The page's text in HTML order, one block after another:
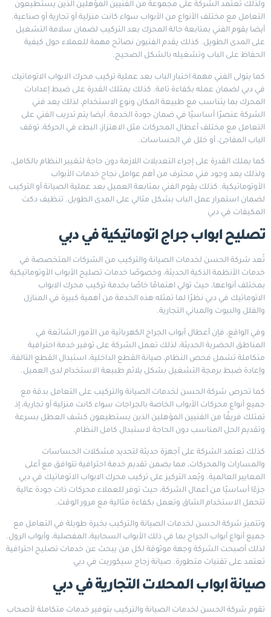
ولذلك تعتمد الشركة على مجموعة من الفنيين المؤهلين الذين يستطيعون
التعامل مع مختلف الأنواع من الأبواب سواء كانت منزلية أو تجارية أو صناعية.
أيضا يقوم الفني بمتابعة حالة المحرك بعد التركيب لضمان سلامة التشغيل
على المدى الطويل. كذلك يقدم الفنيون نصائح مهمة للعملاء حول كيفية
الحفاظ على الباب وتشغيله بالشكل الصحيح.
كما يتولى الفني مهمة اختبار الباب بعد عملية تركيب محرك الابواب الاتوماتيك
في دبي لضمان عمله بكفاءة تامة. كذلك يمتلك القدرة على ضبط إعدادات
المحرك بما يتناسب مع طبيعة المكان ونوع الاستخدام، لذلك يعد فني
الشركة عنصرًا أساسيًا في ضمان جودة الخدمة. أيضا يتم تدريب الفني على
التعامل مع مختلف أعطال المحركات مثل الاهتزاز، البطء في الحركة، توقف
الباب المفاجئ، أو خلل في الحساسات.
كما يملك القدرة على إجراء التعديلات اللازمة دون حاجة لتغيير النظام بالكامل،
ولذلك يعد وجود فني محترف من أهم عوامل نجاح خدمات الأبواب
الأوتوماتيكية. كذلك يقوم الفني بمتابعة العميل بعد عملية الصيانة أو التركيب
لضمان استمرار عمل الباب بشكل مثالي على المدى الطويل. تنظيف دكت
المكيفات في دبي
تصليح ابواب جراج اتوماتيكية في دبي
تُعد شركة الحسن لخدمات الصيانة والتركيب من الشركات المتخصصة في
خدمات الأنظمة الذكية الحديثة، وخصوصًا خدمات تصليح الأبواب الأوتوماتيكية
بمختلف أنواعها، حيث تولي اهتمامًا خاصًا بخدمة تركيب محرك الابواب
الاتوماتيك في دبي نظرًا لما تمثله هذه الخدمة من أهمية كبيرة في المنازل
والفلل والبيوت والمباني التجارية.
وفي الواقع، فإن أعطال أبواب الجراج الكهربائية من الأمور الشائعة في
المناطق الحضرية الحديثة، لذلك تعمل الشركة على توفير خدمة احترافية
متكاملة تشمل فحص النظام، صيانة القطع الداخلية، استبدال القطع التالفة،
وإعادة ضبط برمجة التشغيل بشكل يلائم طبيعة الاستخدام لدى العميل.
كما تحرص شركة الحسن لخدمات الصيانة والتركيب على التعامل بدقة مع
جميع أنواع محركات الأبواب الخاصة بالجراجات سواء كانت منزلية أو تجارية، إذ
تمتلك فريقًا من الفنيين المؤهلين الذين يستطيعون كشف العطل بسرعة
وتقديم الحل المناسب دون الحاجة لاستبدال كامل النظام.
كذلك تعتمد الشركة على أجهزة حديثة لتحديد مشكلات الحساسات
والمسارات والمحركات، مما يضمن تقديم خدمة احترافية تتوافق مع أعلى
المعايير العالمية. ويُعد التركيز على تركيب محرك الابواب الاتوماتيك في دبي
جزءًا أساسيًا من أعمال الشركة، حيث توفر للعملاء محركات ذات جودة عالية
تتحمل الاستخدام الشاق وتعمل بكفاءة مثالية مع مرور الوقت.
وتتميز شركة الحسن لخدمات الصيانة والتركيب بخبرة طويلة في التعامل مع
جميع أنواع أبواب الجراج بما في ذلك الأبواب السحابية، المفصلية، وأبواب الرول.
لذلك أصبحت الشركة وجهة موثوقة لكل من يبحث عن خدمات تصليح احترافية
تعتمد على تقنيات متطورة. صيانة زجاج سيكوريت في دبي
صيانة ابواب المحلات التجارية في دبي
تقوم شركة الحسن لخدمات الصيانة والتركيب بتوفير خدمات متكاملة لأصحاب